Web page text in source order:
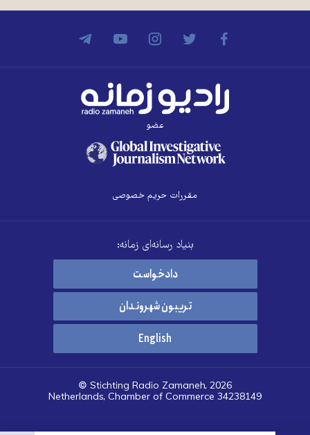
عضو
مقررات حریم خصوصی
بنیاد رسانه‌ای زمانه:
دادخواست
تریبون شهروندان
English
© Stichting Radio Zamaneh, 2026
Netherlands, Chamber of Commerce 34238149